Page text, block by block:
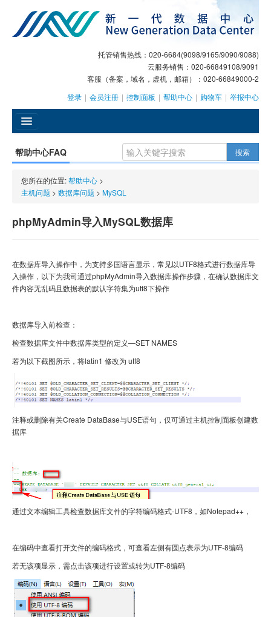
托管销售热线：020-6684(9098/9165/9090/9088)
云服务销售：020-66849108/9091
客服（备案，域名，虚机，邮箱）：020-66849000-2
登录 | 会员注册 | 控制面板 | 帮助中心 | 购物车 | 举报中心
GEO
AI客服
大模型服务
域名注册
虚拟主机
SSL证书
云主机
客服中心
帮助中心FAQ 搜索
您所在的位置:帮助中心 >
主机问题 > 数据库问题 > MySQL
phpMyAdmin导入MySQL数据库
在数据库导入操作中，为支持多国语言显示，常见以UTF8格式进行数据库导
入操作，以下为我司通过phpMyAdmin导入数据库操作步骤，在确认数据库文
件内容无乱码且数据表的默认字符集为utf8下操作
数据库导入前检查：
检查数据库文件中数据库类型的定义—SET NAMES
若为以下截图所示，将latin1 修改为 utf8
注释或删除有关Create DataBase与USE语句，仅可通过主机控制面板创建数
据库
通过文本编辑工具检查数据库文件的字符编码格式-UTF8，如Notepad++，
在编码中查看打开文件的编码格式，可查看左侧有圆点表示为UTF-8编码
若无该项显示，需点击该项进行设置或转为UTF-8编码